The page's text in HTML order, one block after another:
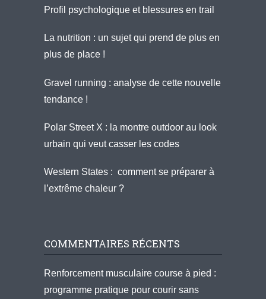
Profil psychologique et blessures en trail
La nutrition : un sujet qui prend de plus en
plus de place !
Gravel running : analyse de cette nouvelle
tendance !
Polar Street X : la montre outdoor au look
urbain qui veut casser les codes
Western States : comment se préparer à
l’extrême chaleur ?
COMMENTAIRES RÉCENTS
Renforcement musculaire course à pied :
programme pratique pour courir sans